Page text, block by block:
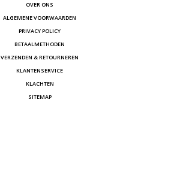
OVER ONS
ALGEMENE VOORWAARDEN
PRIVACY POLICY
BETAALMETHODEN
VERZENDEN & RETOURNEREN
KLANTENSERVICE
KLACHTEN
SITEMAP